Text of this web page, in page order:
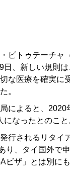
ピトゥテーチャ
日、新しい規則
な医療を確実に
。
によると、2020
なったとのこと
行されるリタイ
り、タイ国外で
ビザ」とは別に